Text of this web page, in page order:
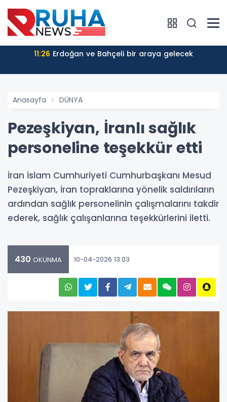
11:26 Erdoğan ve Bahçeli bir araya gelecek
Anasayfa DÜNYA
Pezeşkiyan, İranlı sağlık
personeline teşekkür etti
İran İslam Cumhuriyeti Cumhurbaşkanı Mesud
Pezeşkiyan, İran topraklarına yönelik saldırıların
ardından sağlık personelinin çalışmalarını takdir
ederek, sağlık çalışanlarına teşekkürlerini iletti.
430 OKUNMA 10-04-2026 13:03